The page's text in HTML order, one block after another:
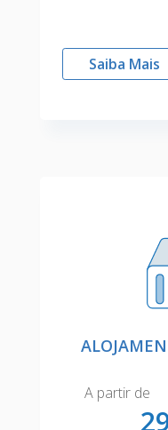
Saiba Mais
A partir de